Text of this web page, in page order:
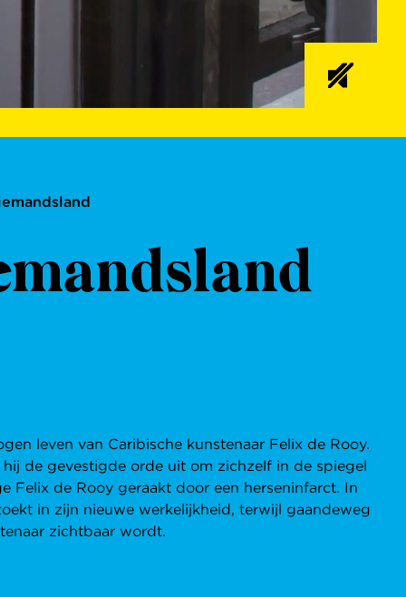
00:47
leven van Caribische kunstenaar Felix de Rooy.
de gevestigde orde uit om zichzelf in de spiegel
Felix de Rooy geraakt door een herseninfarct. In
in zijn nieuwe werkelijkheid, terwijl gaandeweg
zichtbaar wordt.